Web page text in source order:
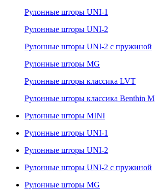
Рулонные шторы UNI-1
Рулонные шторы UNI-2
Рулонные шторы UNI-2 с пружиной
Рулонные шторы MG
Рулонные шторы классика LVT
Рулонные шторы классика Benthin M
Рулонные шторы MINI
Рулонные шторы UNI-1
Рулонные шторы UNI-2
Рулонные шторы UNI-2 с пружиной
Рулонные шторы MG